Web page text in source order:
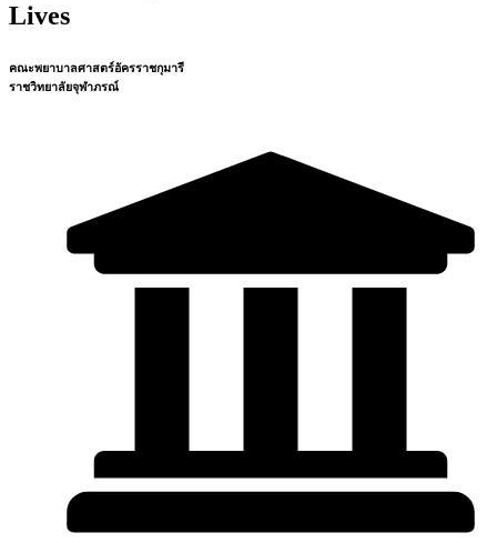
Lives
คณะพยาบาลศาสตร์อัครราชกุมารี
ราชวิทยาลัยจุฬาภรณ์